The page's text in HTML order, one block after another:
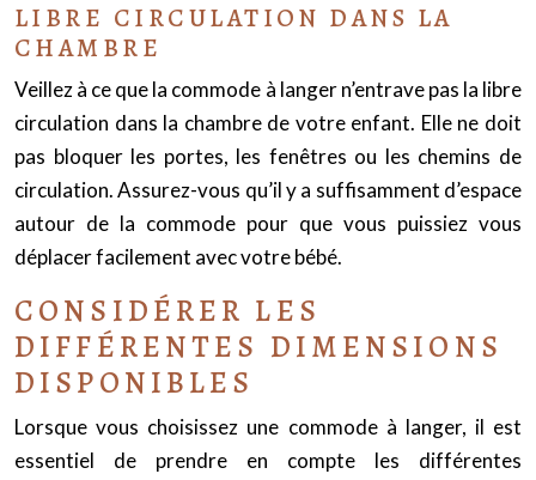
LIBRE CIRCULATION DANS LA
CHAMBRE
Veillez à ce que la commode à langer n’entrave pas la libre
circulation dans la chambre de votre enfant. Elle ne doit
pas bloquer les portes, les fenêtres ou les chemins de
circulation. Assurez-vous qu’il y a suffisamment d’espace
autour de la commode pour que vous puissiez vous
déplacer facilement avec votre bébé.
CONSIDÉRER LES
DIFFÉRENTES DIMENSIONS
DISPONIBLES
Lorsque vous choisissez une commode à langer, il est
essentiel de prendre en compte les différentes